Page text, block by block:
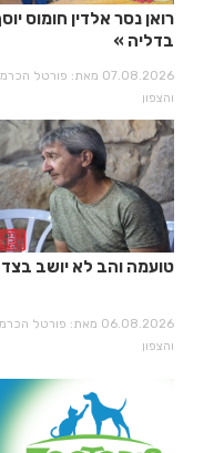
רואן נסר אלדין חומוס יוסף
בדליה
07.08.2026 מאת: פורטל הכרמל
והצפון
טועמה והב לא יושב בצד
06.08.2026 מאת: פורטל הכרמל
והצפון